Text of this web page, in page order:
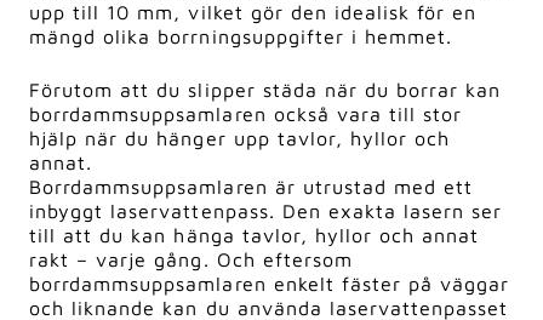
upp till 10 mm, vilket gör den idealisk för en
mängd olika borrningsuppgifter i hemmet.
Förutom att du slipper städa när du borrar kan
borrdammsuppsamlaren också vara till stor
hjälp när du hänger upp tavlor, hyllor och
annat.
Borrdammsuppsamlaren är utrustad med ett
inbyggt laservattenpass. Den exakta lasern ser
till att du kan hänga tavlor, hyllor och annat
rakt – varje gång. Och eftersom
borrdammsuppsamlaren enkelt fäster på väggar
och liknande kan du använda laservattenpasset